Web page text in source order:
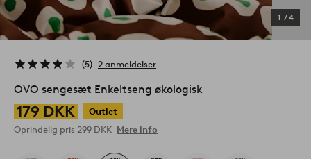
1 /4
5 2 anmeldelser
OVO sengesæt Enkeltseng økologisk
179 DKK
Outlet
Oprindelig pris 299 DKK Mere info